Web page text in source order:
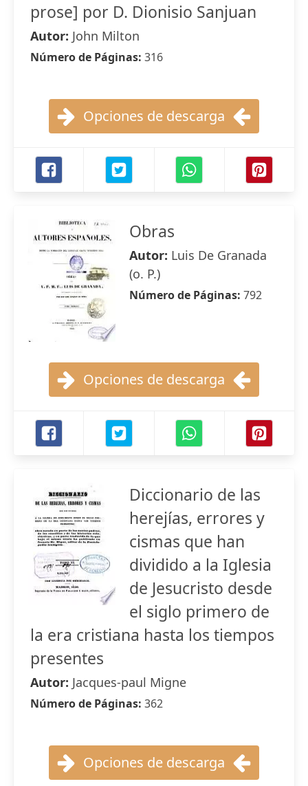
prose] por D. Dionisio Sanjuan
Autor: John Milton
Número de Páginas: 316
Opciones de descarga
Obras
Autor: Luis De Granada
(o. P.)
Número de Páginas: 792
Opciones de descarga
Diccionario de las
herejías, errores y
cismas que han
dividido a la Iglesia
de Jesucristo desde
el siglo primero de
la era cristiana hasta los tiempos
presentes
Autor: Jacques-paul Migne
Número de Páginas: 362
Opciones de descarga